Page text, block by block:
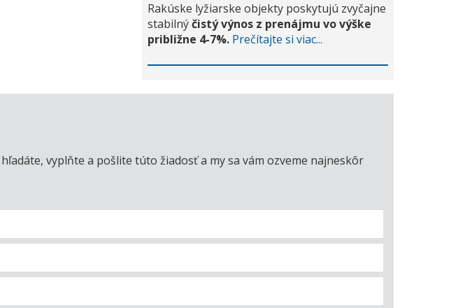
Rakúske lyžiarske objekty poskytujú zvyčajne
stabilnýčistý výnos z prenájmu vo výške
približne 4-7%. Prečítajte si viac...
vyplňte a pošlite túto žiadosť a my sa vám ozveme najneskôr